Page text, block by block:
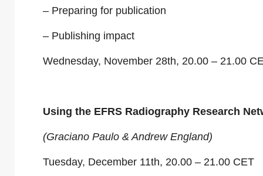
– Preparing for publication
– Publishing impact
Wednesday, November 28th, 20.00 – 21.00
Using the EFRS Radiography Research
(Graciano Paulo & Andrew England)
Tuesday, December 11th, 20.00 – 21.00 CET